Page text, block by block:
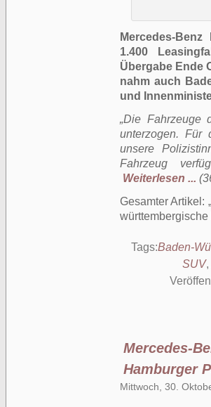
Mercedes-
1.400
Übergabe Ende
nahm auch
und
„Die Fahrzeuge
unterzogen. Für
unsere
Fahrzeug
Weiterlesen ...
Gesamter Artikel:
Tags:Baden-
SUV,
Mercedes-
Hamburger
Mittwoch, 30.